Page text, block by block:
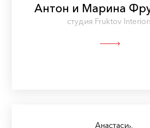
Антон и Марина
студия Fruktov